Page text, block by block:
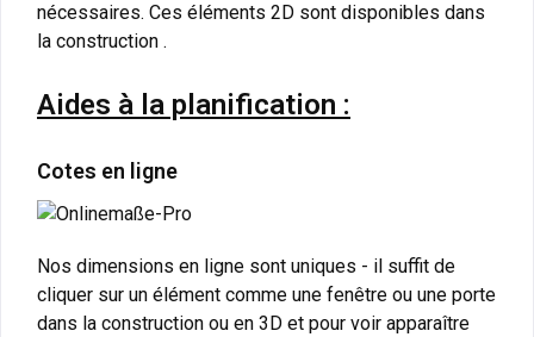
nécessaires. Ces éléments 2D sont disponibles dans
la construction .
Aides à la planification :
Cotes en ligne
Nos dimensions en ligne sont uniques - il suffit de
cliquer sur un élément comme une fenêtre ou une porte
dans la construction ou en 3D et pour voir apparaître